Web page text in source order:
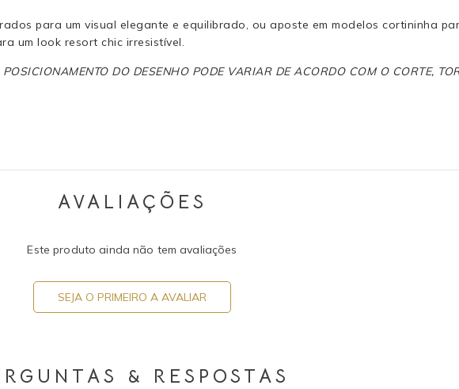
para um visual elegante e equilibrado, ou aposte em modelos cortininha
um look resort chic irresistível.
DO DESENHO PODE VARIAR DE ACORDO COM O CORTE,
AVALIAÇÕES
Este produto ainda não tem avaliações
SEJA O PRIMEIRO A AVALIAR
& RESPOSTAS